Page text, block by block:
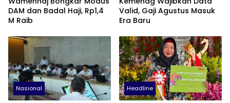
DAM dan Badal Haji, Rp1,4
M Raib
Valid, Gaji Agustus Masuk
Era Baru
Nasional Headline